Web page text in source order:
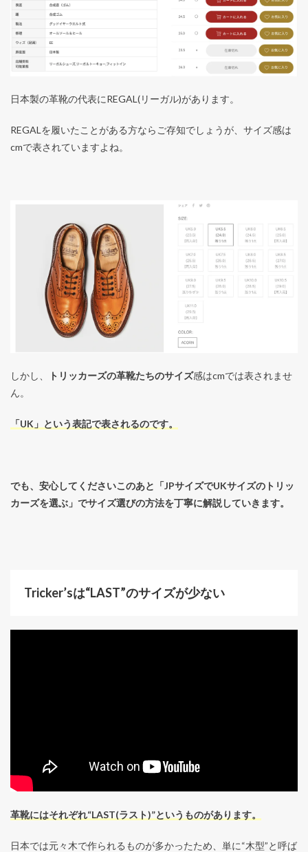
日本製の革靴の代表にREGAL(リーガル)があります。
REGALを履いたことがある方ならご存知でしょうが、サイズ感は
cmで表されていますよね。
しかし、 トリッカーズの革靴たちのサイズ感はcmでは表されませ
ん。
「UK」という表記で表されるのです。
でも、安心してくださいこのあと「JPサイズでUKサイズのトリッ
カーズを選ぶ」でサイズ選びの方法を丁寧に解説していきます。
Tricker’sは“LAST”のサイズが少ない
革靴にはそれぞれ“LAST(ラスト)”というものがあります。
日本では元々木で作られるものが多かったため、単に“木型”と呼ば